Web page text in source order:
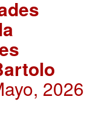
2026